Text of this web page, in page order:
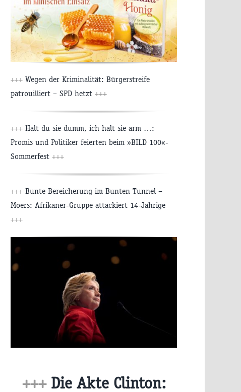
+++ Wegen der Kriminalität: Bürgerstreife
patrouilliert – SPD hetzt +++
+++ Halt du sie dumm, ich halt sie arm …:
Promis und Politiker feierten beim »BILD 100«-
Sommerfest +++
+++ Bunte Bereicherung im Bunten Tunnel –
Moers: Afrikaner-Gruppe attackiert 14-Jährige
+++
+++ Die Akte Clinton: